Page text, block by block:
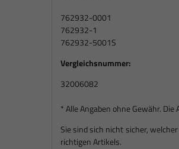
762932-0001
762932-1
762932-5001S
Vergleichsnummer:
32006082
* Alle Angaben ohne Gewähr.
Sie sind sich nicht sicher,
richtigen Artikels.